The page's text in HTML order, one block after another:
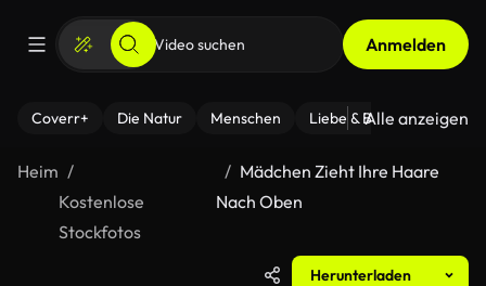
Anmelden
Coverr+ Die Natur Menschen Liebe & Beziehungen
Alle anzeigen
Heim
Kostenlose
Stockfotos
Mädchen Zieht Ihre Haare
Nach Oben
Herunterladen